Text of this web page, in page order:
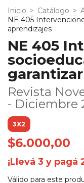
Inicio > Catálogo >
NE 405
aprendizajes
NE 405
Revista
- Diciembre
3X2
$6.000,00
¡Llevá 3 y pagá
Válido para este